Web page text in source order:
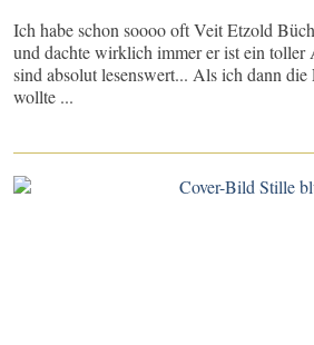
Ich habe schon soooo oft Veit Etzold
und dachte wirklich immer er ist ein toller
sind absolut lesenswert... Als ich dann die
wollte ...